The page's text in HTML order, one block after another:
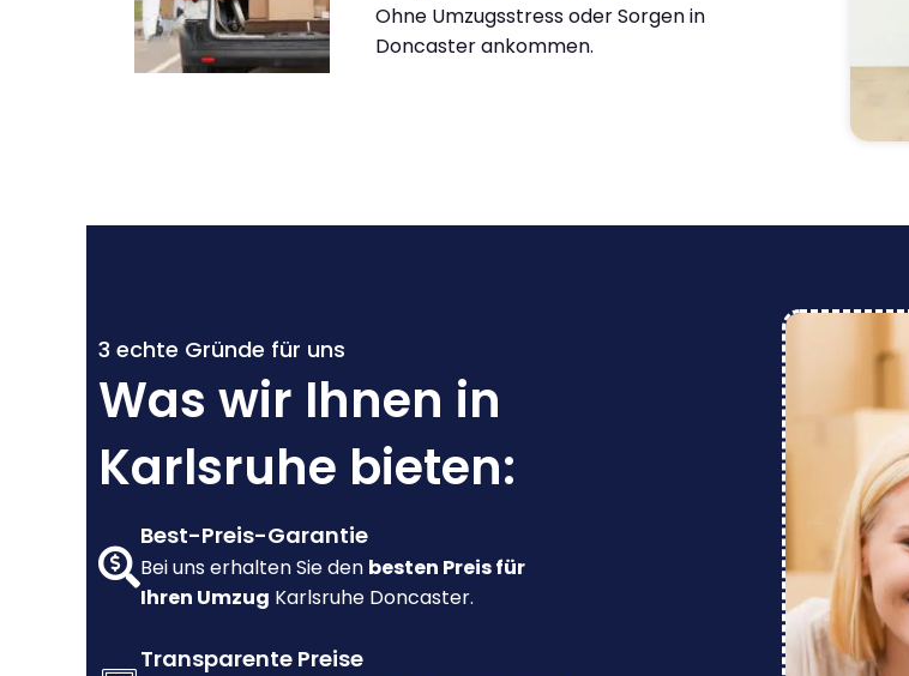
Ohne Umzugsstress oder Sorgen in
Doncaster ankommen.
3 echte Gründe für uns
Was wir Ihnen in
Karlsruhe bieten:
Best-Preis-Garantie
Bei uns erhalten Sie den besten Preis für
Ihren Umzug Karlsruhe Doncaster.
Transparente Preise